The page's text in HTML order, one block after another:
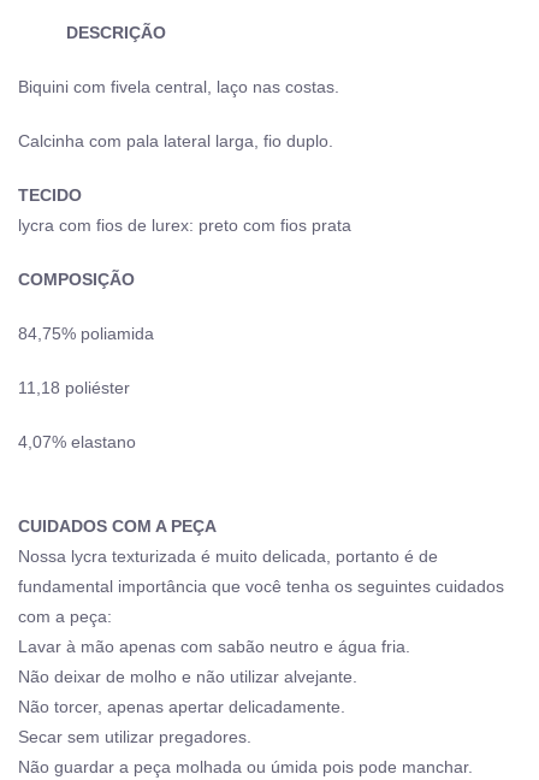
DESCRIÇÃO
Biquini com fivela central, laço nas costas.
Calcinha com pala lateral larga, fio duplo.
TECIDO
lycra com fios de lurex: preto com fios prata
COMPOSIÇÃO
84,75% poliamida
11,18 poliéster
4,07% elastano
CUIDADOS COM A PEÇA
Nossa lycra texturizada é muito delicada, portanto é de
fundamental importância que você tenha os seguintes cuidados
com a peça:
Lavar à mão apenas com sabão neutro e água fria.
Não deixar de molho e não utilizar alvejante.
Não torcer, apenas apertar delicadamente.
Secar sem utilizar pregadores.
Não guardar a peça molhada ou úmida pois pode manchar.